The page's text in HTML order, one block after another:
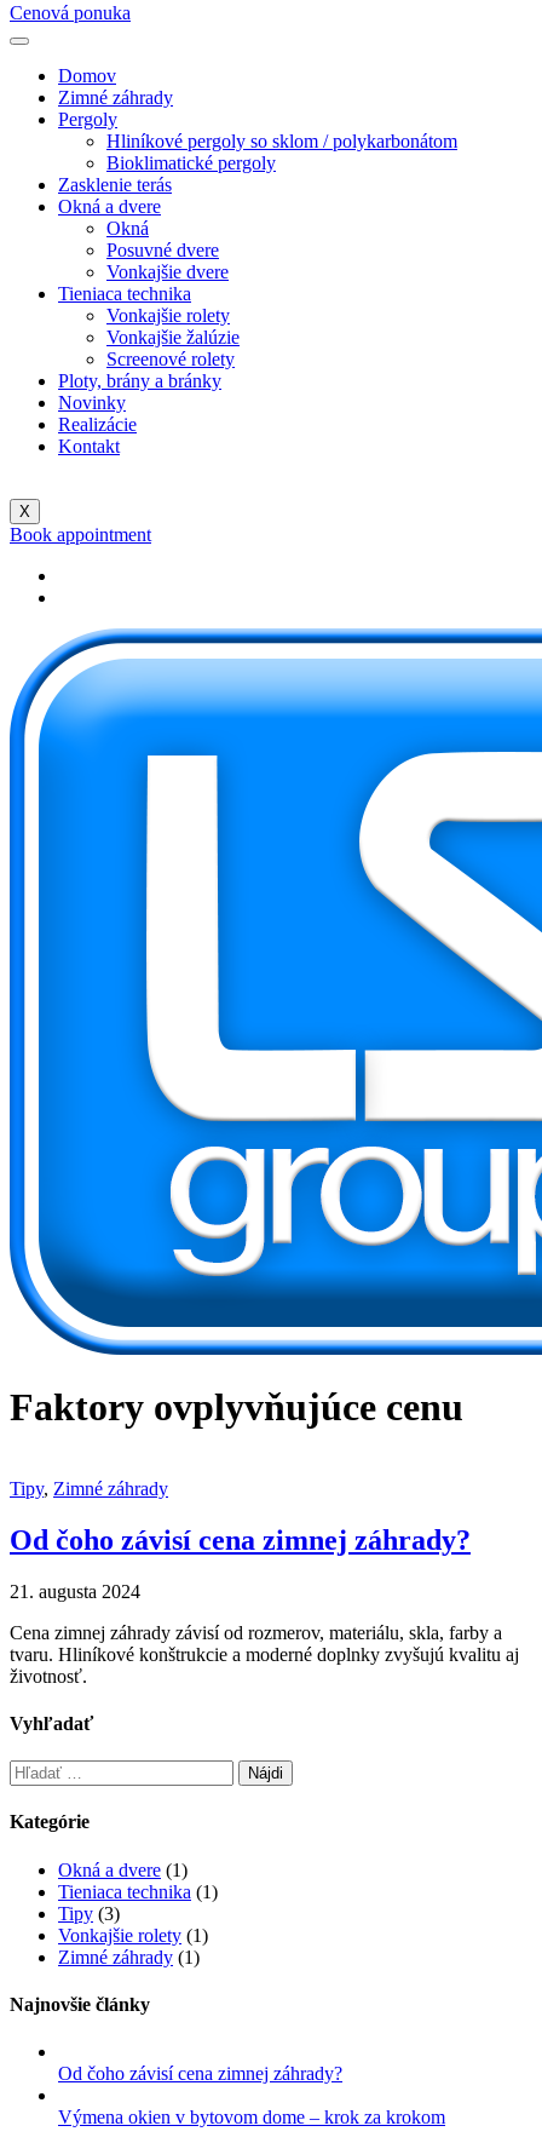
Cenová ponuka
Domov
Zimné záhrady
Pergoly
Hliníkové pergoly so sklom / polykarbonátom
Bioklimatické pergoly
Zasklenie terás
Okná a dvere
Okná
Posuvné dvere
Vonkajšie dvere
Tieniaca technika
Vonkajšie rolety
Vonkajšie žalúzie
Screenové rolety
Ploty, brány a bránky
Novinky
Realizácie
Kontakt
X
Book appointment
Faktory ovplyvňujúce cenu
Tipy, Zimné záhrady
Od čoho závisí cena zimnej záhrady?
21. augusta 2024
Cena zimnej záhrady závisí od rozmerov, materiálu, skla, farby a
tvaru. Hliníkové konštrukcie a moderné doplnky zvyšujú kvalitu aj
životnosť.
Vyhľadať
Hľadať:
Kategórie
Okná a dvere (1)
Tieniaca technika (1)
Tipy (3)
Vonkajšie rolety (1)
Zimné záhrady (1)
Najnovšie články
Od čoho závisí cena zimnej záhrady?
Výmena okien v bytovom dome – krok za krokom